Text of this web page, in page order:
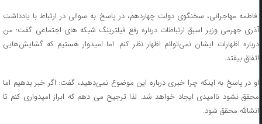
فاطمه مهاجرانی، سخنگوی دولت چهاردهم، در پاسخ به سوالی در ارتباط با یادداشت
آذری جهرمی وزیر اسبق ارتباطات درباره رفع فیلترینگ شبکه های اجتماعی گفت: من
درباره اظهارات ایشان نمی‌توانم اظهار نظر کنم. اما امیدوار هستیم که گشایش‌هایی
اتفاق بیفتد.
او در پاسخ به اینکه چرا خبری درباره این موضوع نمی‌دهید، گفت: اگر خبر بدهیم اما
محقق نشود ناامیدی ایجاد خواهد شد. لذا ترجیح می دهم که ابراز امیدواری کنم تا
انشالله محقق شود.